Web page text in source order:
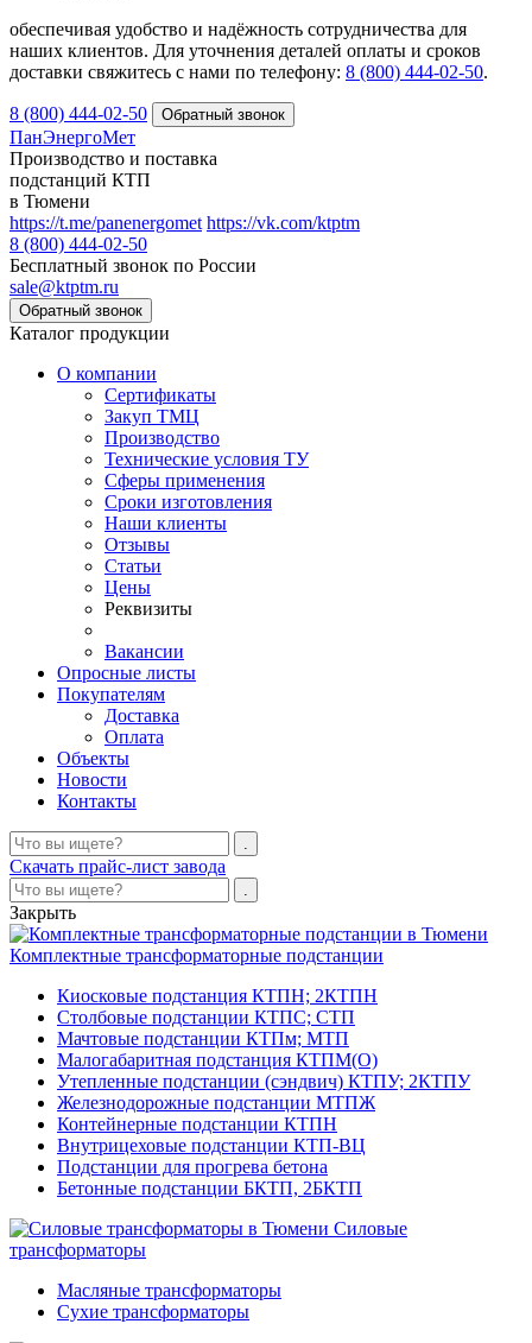
обеспечивая удобство и надёжность сотрудничества для
наших клиентов. Для уточнения деталей оплаты и сроков
доставки свяжитесь с нами по телефону: 8 (800) 444-02-50.
8 (800) 444-02-50
ПанЭнергоМет
Производство и поставка
подстанций КТП
в Тюмени
https://t.me/panenergomet https://vk.com/ktptm
8 (800) 444-02-50
Бесплатный звонок по России
sale@ktptm.ru
Каталог продукции
О компании
Сертификаты
Закуп ТМЦ
Производство
Технические условия ТУ
Сферы применения
Сроки изготовления
Наши клиенты
Отзывы
Статьи
Цены
Реквизиты
Вакансии
Опросные листы
Покупателям
Доставка
Оплата
Объекты
Новости
Контакты
Скачать прайс-лист завода
Закрыть
Комплектные трансформаторные подстанции
Киосковые подстанция КТПН; 2КТПН
Столбовые подстанции КТПС; СТП
Мачтовые подстанции КТПм; МТП
Малогабаритная подстанция КТПМ(О)
Утепленные подстанции (сэндвич) КТПУ; 2КТПУ
Железнодорожные подстанции МТПЖ
Контейнерные подстанции КТПН
Внутрицеховые подстанции КТП-ВЦ
Подстанции для прогрева бетона
Бетонные подстанции БКТП, 2БКТП
Силовые
трансформаторы
Масляные трансформаторы
Сухие трансформаторы